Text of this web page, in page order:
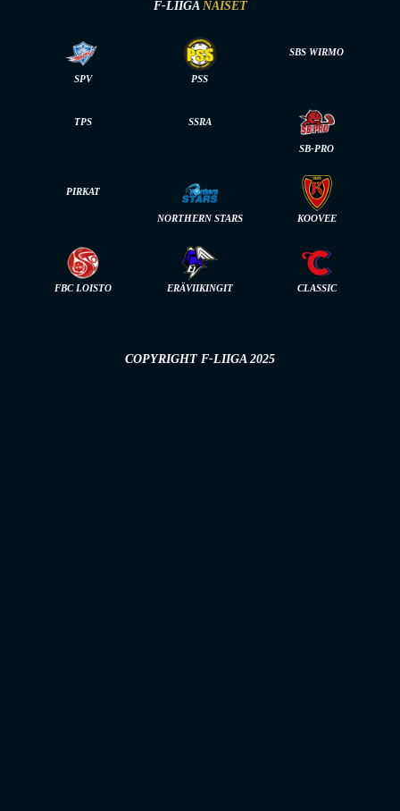
F-LIIGA NAISET
SPV PSS
SBS WIRMO
TPS SSRA
SB-PRO
PIRKAT
NORTHERN STARS KOOVEE
FBC LOISTO ERÄVIIKINGIT CLASSIC
COPYRIGHT F-LIIGA 2025